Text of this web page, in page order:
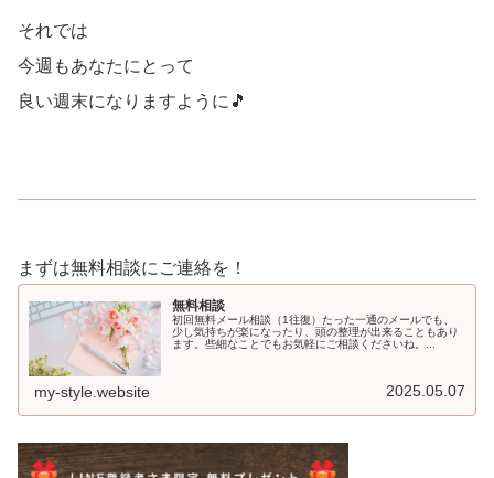
それでは
今週もあなたにとって
良い週末になりますように🎵
まずは無料相談にご連絡を！
無料相談
初回無料メール相談（1往復）たった一通のメールでも、
少し気持ちが楽になったり、頭の整理が出来ることもあり
ます。些細なことでもお気軽にご相談くださいね。...
my-style.website 2025.05.07